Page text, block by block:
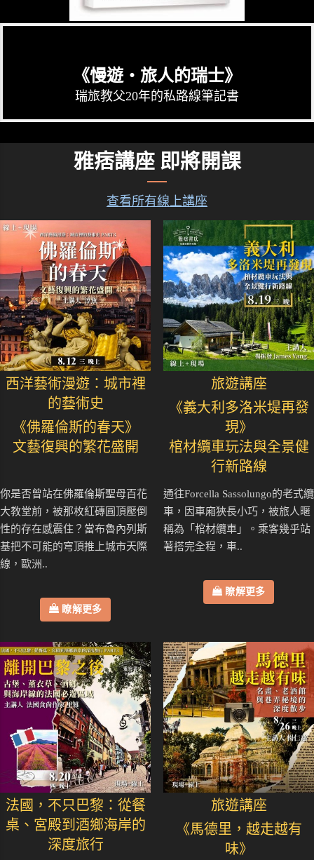
《慢遊‧旅人的瑞士》
瑞旅教父20年的私路線筆記書
雅痞講座 即將開課
查看所有線上講座
西洋藝術漫遊：城市裡
的藝術史
《佛羅倫斯的春天》
文藝復興的繁花盛開
你是否曾站在佛羅倫斯聖母百花
大教堂前，被那枚紅磚圓頂壓倒
性的存在感震住？當布魯內列斯
基把不可能的穹頂推上城市天際
線，歐洲..
瞭解更多
旅遊講座
《義大利多洛米堤再發
現》
棺材纜車玩法與全景健
行新路線
通往Forcella Sassolungo的老式纜
車，因車廂狹長小巧，被旅人暱
稱為「棺材纜車」。乘客幾乎站
著搭完全程，車..
瞭解更多
法國，不只巴黎：從餐
桌、宮殿到酒鄉海岸的
深度旅行
旅遊講座
《馬德里，越走越有
味》